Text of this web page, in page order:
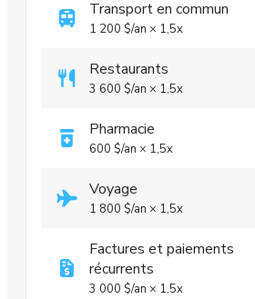
Transport en commun
1 200 $/an × 1,5x
Restaurants
3 600 $/an × 1,5x
Pharmacie
600 $/an × 1,5x
Voyage
1 800 $/an × 1,5x
Factures et paiements
récurrents
3 000 $/an × 1,5x